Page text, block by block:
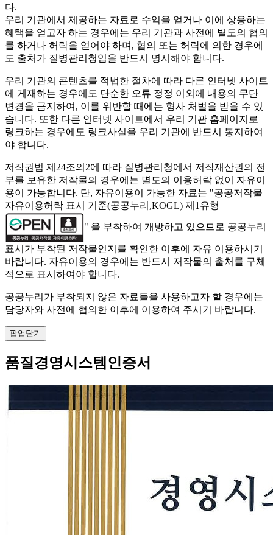
다.
우리 기관에서 제공하는 자료로 수익을 얻거나 이에 상응하는
혜택을 얻고자 하는 경우에는 우리 기관과 사전에 별도의 협의
를 하거나 허락을 얻어야 하며, 협의 또는 허락에 의한 경우에
도 출처가 질병관리청임을 반드시 명시해야 합니다.
우리 기관의 콘텐츠를 적법한 절차에 따라 다른 인터넷 사이트
에 게재하는 경우에도 단순한 오류 정정 이외에 내용의 무단
변경을 금지하여, 이를 위반할 때에는 형사 처벌을 받을 수 있
습니다. 또한 다른 인터넷 사이트에서 우리 기관 홈페이지로
링크하는 경우에도 링크사실을 우리 기관에 반드시 통지하여
야 합니다.
저작권법 제24조의2에 따라 질병관리청에서 저작재산권의 전
부를 보유한 저작물의 경우에는 별도의 이용허락 없이 자유이
용이 가능합니다. 단, 자유이용이 가능한 자료는 "공공저작물
자유이용허락 표시 기준(공공누리,KOGL) 제1유형
" 을 부착하여 개방하고 있으므로 공공누리
표시가 부착된 저작물인지를 확인한 이후에 자유 이용하시기
바랍니다. 자유이용의 경우에는 반드시 저작물의 출처를 구체
적으로 표시하여야 합니다.
공공누리가 부착되지 않은 자료들을 사용하고자 할 경우에는
담당자와 사전에 협의한 이후에 이용하여 주시기 바랍니다.
팝업닫기
품질경영시스템인증서